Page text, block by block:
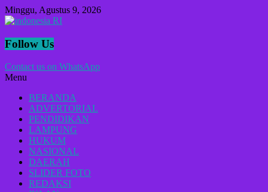
Lompat
ke
Minggu, Agustus 9, 2026
indonesia
Lugas
Menyikap
Berita,Terpercaya
Dan
Tegas
Follow Us
Contact us on WhatsApp
Menu
BERANDA
ADVERTORIAL
PENDIDIKAN
LAMPUNG
HUKUM
NASIONAL
DAERAH
SLIDER FOTO
REDAKSI